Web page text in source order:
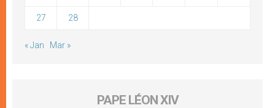
27 28
« Jan Mar »
PAPE LÉON XIV